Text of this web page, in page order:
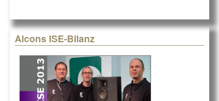
Alcons ISE-Bilanz